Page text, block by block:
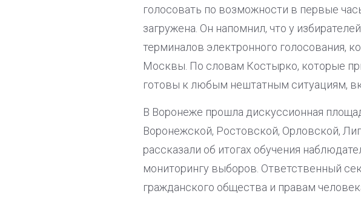
голосовать по возможности в первые
загружена. Он напомнил, что у
терминалов электронного голосования,
Москвы. По словам Костырко, которые
готовы к любым нештатным ситуациям,
В Воронеже прошла дискуссионная
Воронежской, Ростовской, Орловской,
рассказали об итогах обучения
мониторингу выборов. Ответственный
гражданского общества и правам